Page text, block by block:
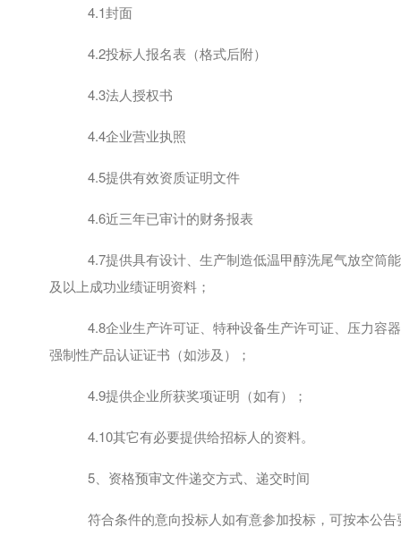
4.1封面
4.2投标人报名表（格式后附）
4.3法人授权书
4.4企业营业执照
4.5提供有效资质证明文件
4.6近三年已审计的财务报表
4.7提供具有设计、生产制造低温甲醇洗尾气放空筒
及以上成功业绩证明资料；
4.8企业生产许可证、特种设备生产许可证、压力容
强制性产品认证证书（如涉及）；
4.9提供企业所获奖项证明（如有）；
4.10其它有必要提供给招标人的资料。
5、资格预审文件递交方式、递交时间
符合条件的意向投标人如有意参加投标，可按本公